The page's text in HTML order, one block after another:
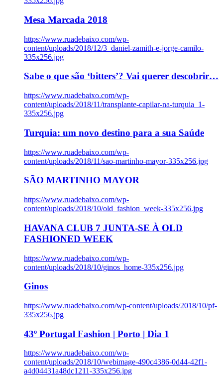
Mesa Marcada 2018
https://www.ruadebaixo.com/wp-
content/uploads/2018/12/3_daniel-zamith-e-jorge-camilo-
335x256.jpg
Sabe o que são ‘bitters’? Vai querer descobrir…
https://www.ruadebaixo.com/wp-
content/uploads/2018/11/transplante-capilar-na-turquia_1-
335x256.jpg
Turquia: um novo destino para a sua Saúde
https://www.ruadebaixo.com/wp-
content/uploads/2018/11/sao-martinho-mayor-335x256.jpg
SÃO MARTINHO MAYOR
https://www.ruadebaixo.com/wp-
content/uploads/2018/10/old_fashion_week-335x256.jpg
HAVANA CLUB 7 JUNTA-SE À OLD
FASHIONED WEEK
https://www.ruadebaixo.com/wp-
content/uploads/2018/10/ginos_home-335x256.jpg
Ginos
https://www.ruadebaixo.com/wp-content/uploads/2018/10/pf-
335x256.jpg
43º Portugal Fashion | Porto | Dia 1
https://www.ruadebaixo.com/wp-
content/uploads/2018/10/webimage-490c4386-0d44-42f1-
a4d04431a48dc1211-335x256.jpg